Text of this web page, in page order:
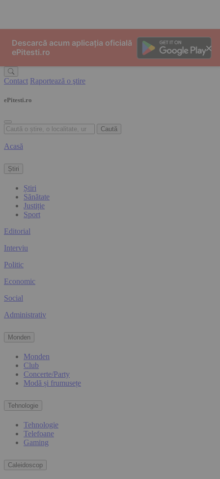
Contact Raportează o ştire
ePitesti.ro
Caută
Acasă
Știri
Știri
Sănătate
Justiție
Sport
Editorial
Interviu
Politic
Economic
Social
Administrativ
Monden
Monden
Club
Concerte/Party
Modă și frumusețe
Tehnologie
Tehnologie
Telefoane
Gaming
Caleidoscop
Descarcă acum aplicația oficială
ePitesti.ro
×